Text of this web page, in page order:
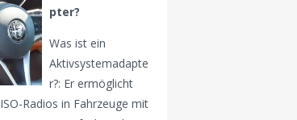
pter?
Was ist ein
Aktivsystemadapte
r?: Er ermöglicht
Radios in Fahrzeuge mit